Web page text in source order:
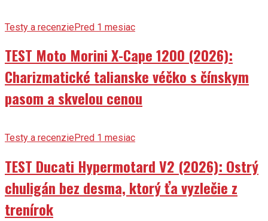
Testy a recenziePred 1 mesiac
TEST Moto Morini X-Cape 1200 (2026):
Charizmatické talianske véčko s čínskym
pasom a skvelou cenou
Testy a recenziePred 1 mesiac
TEST Ducati Hypermotard V2 (2026): Ostrý
chuligán bez desma, ktorý ťa vyzlečie z
trenírok